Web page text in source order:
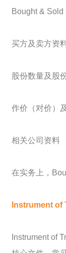
Bought &
买方及卖方资
股份数量及股
作价（对价）
相关公司资料
在实务上，
Instrument of
Instrument of